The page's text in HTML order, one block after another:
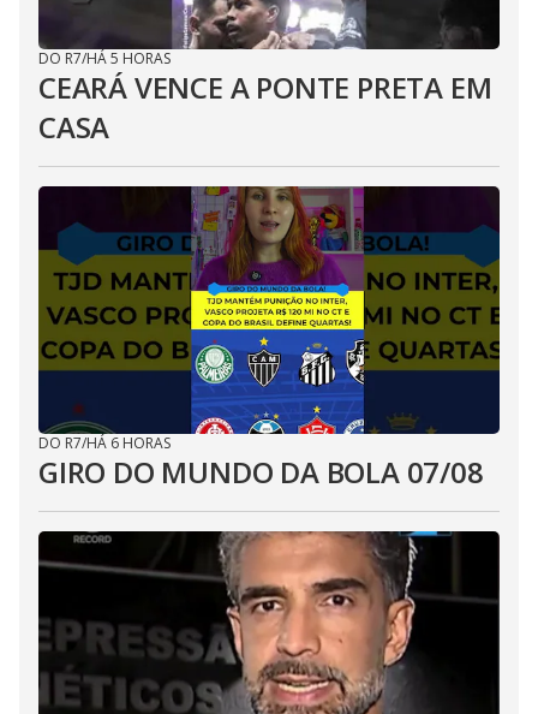
DO R7/HÁ 5 HORAS
CEARÁ VENCE A PONTE PRETA EM
CASA
DO R7/HÁ 6 HORAS
GIRO DO MUNDO DA BOLA 07/08